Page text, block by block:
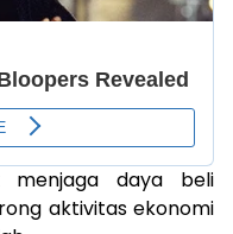
menjaga daya beli
aktivitas ekonomi